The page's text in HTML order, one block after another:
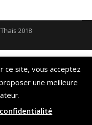
LinkedIn
2018
ce site, vous acceptez
une meilleure